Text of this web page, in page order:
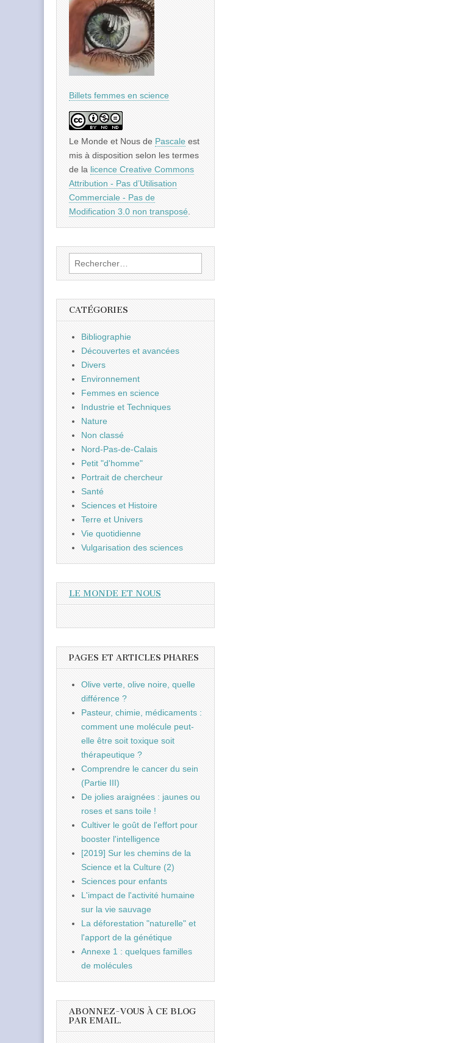
Billets femmes en science
Le Monde et Nous de Pascale est
mis à disposition selon les termes
de la licence Creative Commons
Attribution - Pas d’Utilisation
Commerciale - Pas de
Modification 3.0 non transposé.
Rechercher :
CATÉGORIES
Bibliographie
Découvertes et avancées
Divers
Environnement
Femmes en science
Industrie et Techniques
Nature
Non classé
Nord-Pas-de-Calais
Petit "d'homme"
Portrait de chercheur
Santé
Sciences et Histoire
Terre et Univers
Vie quotidienne
Vulgarisation des sciences
LE MONDE ET NOUS
PAGES ET ARTICLES PHARES
Olive verte, olive noire, quelle
différence ?
Pasteur, chimie, médicaments :
comment une molécule peut-
elle être soit toxique soit
thérapeutique ?
Comprendre le cancer du sein
(Partie III)
De jolies araignées : jaunes ou
roses et sans toile !
Cultiver le goût de l'effort pour
booster l'intelligence
[2019] Sur les chemins de la
Science et la Culture (2)
Sciences pour enfants
L'impact de l'activité humaine
sur la vie sauvage
La déforestation "naturelle" et
l'apport de la génétique
Annexe 1 : quelques familles
de molécules
ABONNEZ-VOUS À CE BLOG
PAR EMAIL.